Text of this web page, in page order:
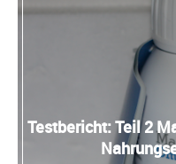
Testbericht: Teil 2